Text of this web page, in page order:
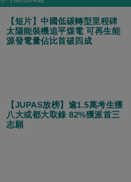
【短片】中國低碳轉型里程碑
太陽能裝機追平煤電 可再生能
源發電量佔比首破四成
【JUPAS放榜】逾1.5萬考生獲
八大或都大取錄 82%獲派首三
志願